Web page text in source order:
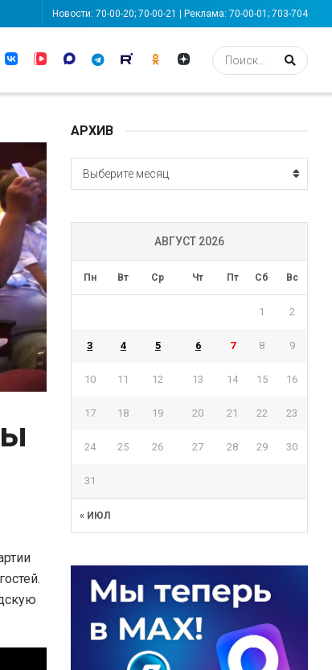
Новости: 70-00-20; 70-00-21 | Реклама: 70-00-01; 703-704
АРХИВ
АРХИВ
Выберите месяц
АВГУСТ 2026
Пн Вт Ср Чт Пт Сб Вс
« ИЮЛ
1 2
3 4 5 6 7 8 9
10 11 12 13 14 15 16
17 18 19 20 21 22 23
24 25 26 27 28 29 30
31